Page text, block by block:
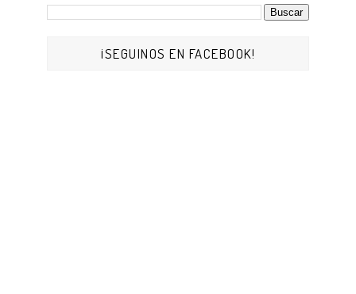
¡SEGUINOS EN FACEBOOK!